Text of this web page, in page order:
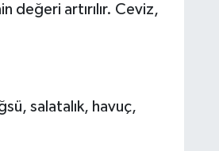
değeri artırılır. Ceviz,
salatalık, havuç,